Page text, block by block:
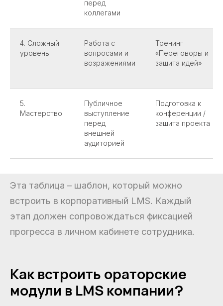
перед
коллегами
4. Сложный
уровень
Работа с
вопросами и
возражениями
Тренинг
«Переговоры и
защита идей»
5.
Мастерство
Публичное
выступление
перед
внешней
аудиторией
Подготовка к
конференции /
защита проекта
Эта таблица – шаблон, который можно
встроить в корпоративный LMS. Каждый
этап должен сопровождаться фиксацией
прогресса в личном кабинете сотрудника.
Как встроить ораторские
модули в LMS компании?